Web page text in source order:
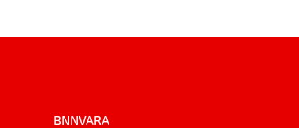
BNNVARA